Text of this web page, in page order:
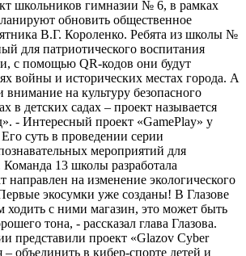
школьников гимназии № 6, в рамках
обновить общественное
В.Г. Короленко. Ребята из школы №
для патриотического воспитания
с помощью QR-кодов они будут
войны и исторических местах города. А
внимание на культуру безопасного
в детских садах – проект называется
- Интересный проект «GamePlay» у
суть в проведении серии
мероприятий для
Команда 13 школы разработала
направлен на изменение экологического
экосумки уже созданы! В Глазове
ходить с ними магазин, это может быть
тона, - рассказал глава Глазова.
представили проект «Glazov Cyber
– объединить в кибер-спорте детей и